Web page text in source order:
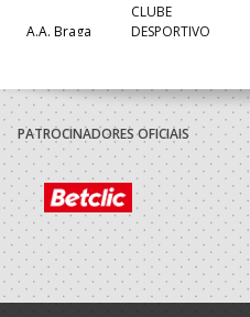
A.A. Braga
CLUBE
DESPORTIVO
2021/22
A.A. Braga
CLUBE
DESPORTIVO
XICO ANDEBOL
PATROCINADORES OFICIAIS